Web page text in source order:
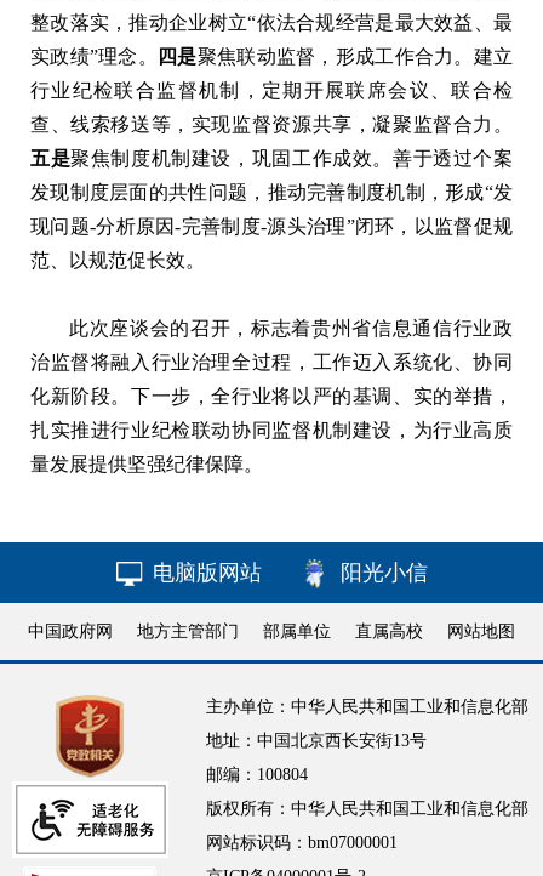
整改落实，推动企业树立“依法合规经营是最大效益、最
实政绩”理念。
四是聚焦联动监督，形成工作合力。建立
行业纪检联合监督机制，定期开展联席会议、联合检
查、线索移送等，实现监督资源共享，凝聚监督合力。
五是聚焦制度机制建设，巩固工作成效。善于透过个案
发现制度层面的共性问题，推动完善制度机制，形成“发
现问题-分析原因-完善制度-源头治理”闭环，以监督促规
范、以规范促长效。
此次座谈会的召开，标志着贵州省信息通信行业政
治监督将融入行业治理全过程，工作迈入系统化、协同
化新阶段。下一步，全行业将以严的基调、实的举措，
扎实推进行业纪检联动协同监督机制建设，为行业高质
量发展提供坚强纪律保障。
电脑版网站 阳光小信
中国政府网 地方主管部门 部属单位 直属高校 网站地图
主办单位：中华人民共和国工业和信息化部
地址：中国北京西长安街13号
邮编：100804
版权所有：中华人民共和国工业和信息化部
网站标识码：bm07000001